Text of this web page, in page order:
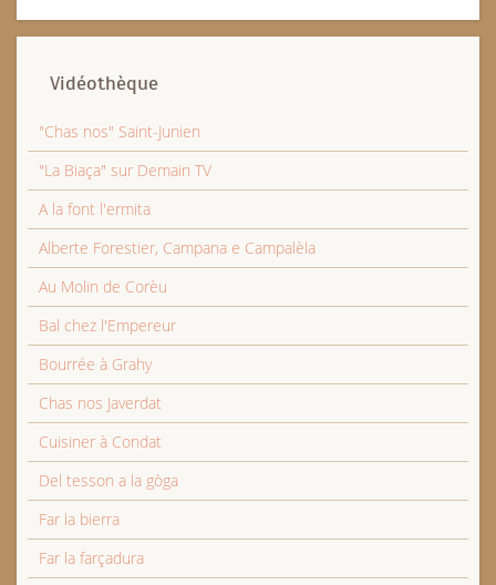
Vidéothèque
"Chas nos" Saint-Junien
"La Biaça" sur Demain TV
A la font l'ermita
Alberte Forestier, Campana e Campalèla
Au Molin de Corèu
Bal chez l'Empereur
Bourrée à Grahy
Chas nos Javerdat
Cuisiner à Condat
Del tesson a la gòga
Far la bierra
Far la farçadura